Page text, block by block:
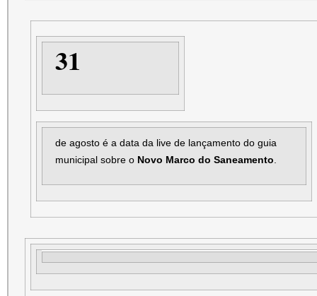
31
de agosto é a data da live de lançamento do guia
municipal sobre o Novo Marco do Saneamento.